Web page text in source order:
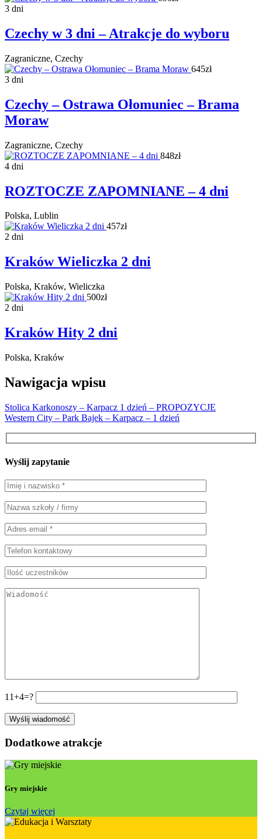
3 dni
Czechy w 3 dni – Atrakcje do wyboru
Zagraniczne, Czechy
645zł
3 dni
Czechy – Ostrawa Ołomuniec – Brama
Moraw
Zagraniczne, Czechy
848zł
4 dni
ROZTOCZE ZAPOMNIANE – 4 dni
Polska, Lublin
457zł
2 dni
Kraków Wieliczka 2 dni
Polska, Kraków, Wieliczka
500zł
2 dni
Kraków Hity 2 dni
Polska, Kraków
Nawigacja wpisu
Stolica Karkonoszy – Karpacz 1 dzień – PROPOZYCJE
Western City – Park Bajek – Karpacz – 1 dzień
Wyślij zapytanie
11+4=?
Dodatkowe atrakcje
Gry miejskie
Czytaj więcej